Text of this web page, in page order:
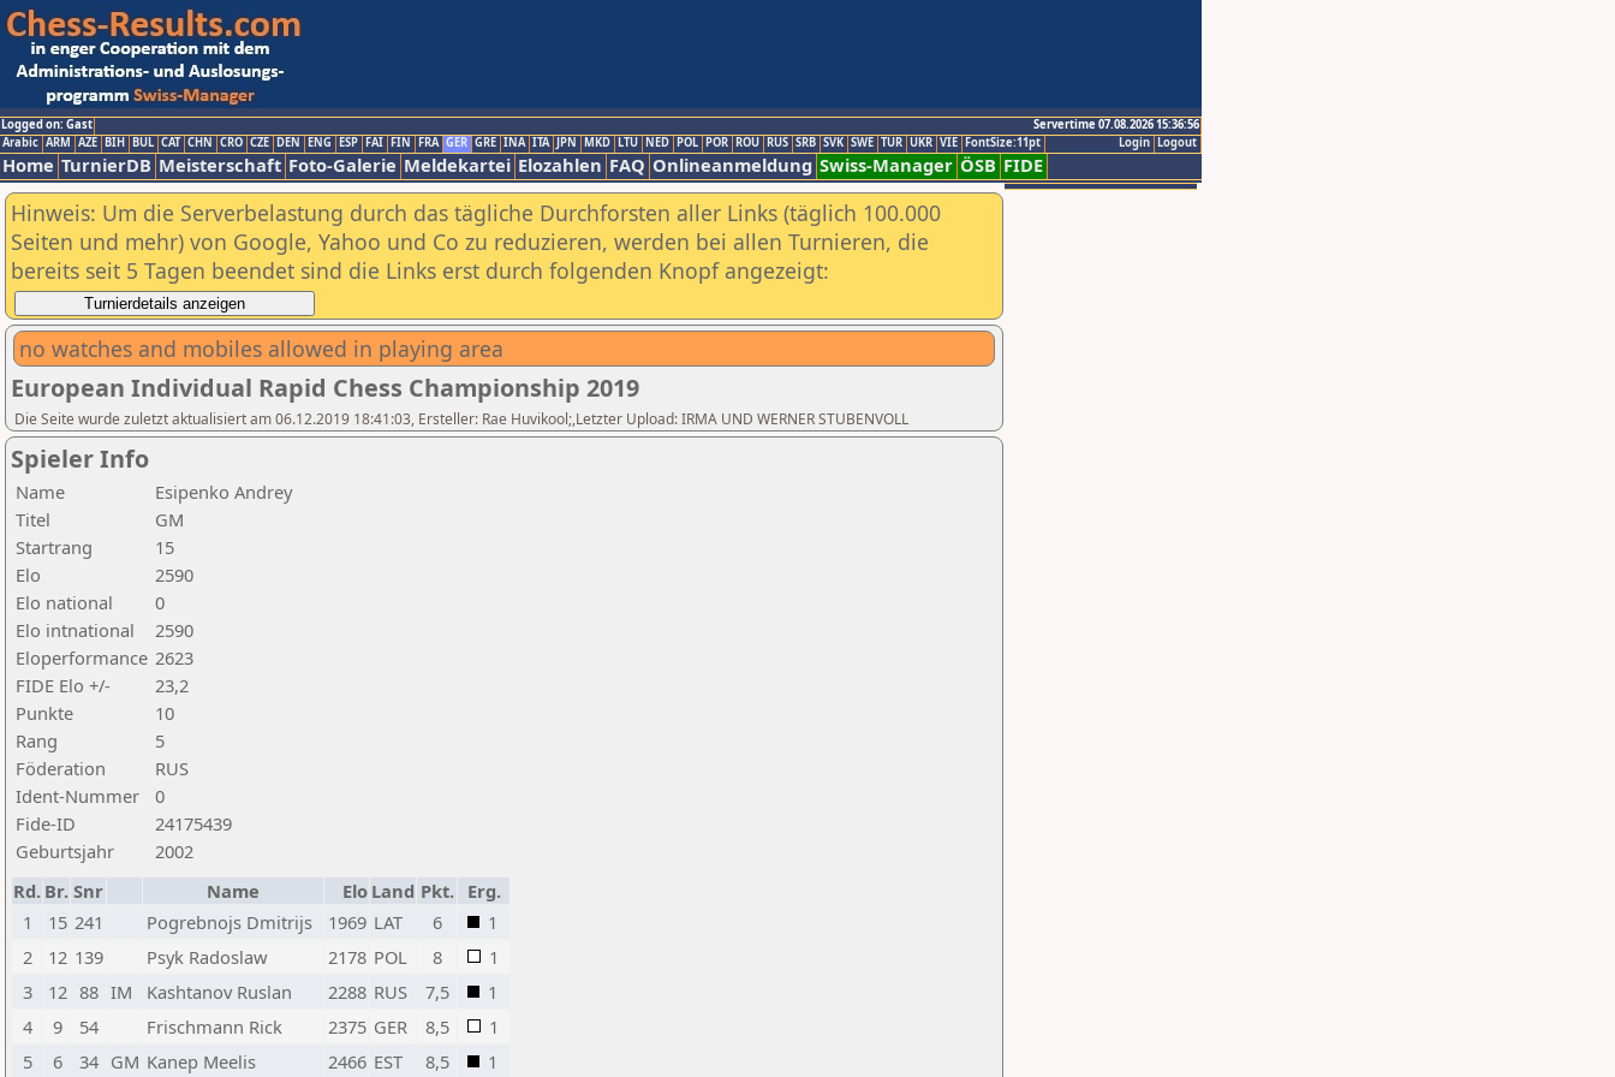
Logged on: Gast
Servertime 07.08.2026 15:36:56
Logout
Login
Arabic ARM AZE BIH BUL CAT CHN CRO CZE DEN ENG ESP FAI FIN FRA GER GRE INA ITA JPN MKD LTU NED POL POR ROU RUS SRB SVK SWE TUR UKR VIE FontSize:11pt
Home TurnierDB Meisterschaft Foto-Galerie Meldekartei Elozahlen FAQ Onlineanmeldung Swiss-Manager ÖSB FIDE
Hinweis: Um die Serverbelastung durch das tägliche Durchforsten aller Links (täglich 100.000
Seiten und mehr) von Google, Yahoo und Co zu reduzieren, werden bei allen Turnieren, die
bereits seit 5 Tagen beendet sind die Links erst durch folgenden Knopf angezeigt:
no watches and mobiles allowed in playing area
European Individual Rapid Chess Championship 2019
Die Seite wurde zuletzt aktualisiert am 06.12.2019 18:41:03, Ersteller: Rae Huvikool;,Letzter Upload: IRMA UND WERNER STUBENVOLL
Spieler Info
Name
Esipenko Andrey
Titel
GM
Startrang
15
Elo
2590
Elo national
0
Elo intnational
2590
Eloperformance 2623
FIDE Elo +/-
23,2
Punkte
10
Rang
5
Föderation
RUS
Ident-Nummer
0
Fide-ID
24175439
Geburtsjahr
2002
Rd. Br. Snr Name Elo Land Pkt.
Erg.
1
15 241 Pogrebnojs Dmitrijs 1969 LAT 6
1
2
12 139 Psyk Radoslaw 2178 POL 8
1
3
12 88 IM Kashtanov Ruslan 2288 RUS 7,5
1
4
9 54 Frischmann Rick 2375 GER 8,5
1
5
6 34 GM Kanep Meelis 2466 EST 8,5 1